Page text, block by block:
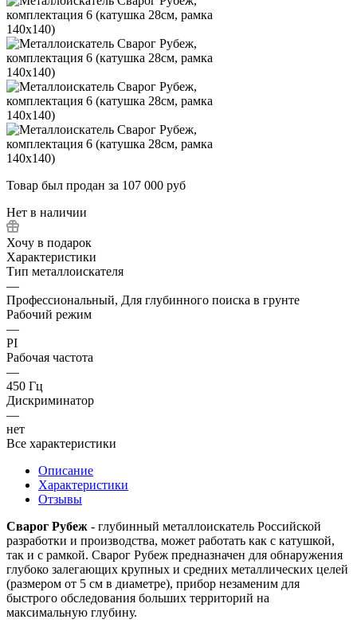
Товар был продан за 107 000 руб
Нет в наличии
Хочу в подарок
Характеристики
Тип металлоискателя
—
Профессиональный, Для глубинного поиска в грунте
Рабочий режим
—
PI
Рабочая частота
—
450 Гц
Дискриминатор
—
нет
Все характеристики
Описание
Характеристики
Отзывы
Сварог Рубеж - глубинный металлоискатель Российской
разработки и производства, может работать как с катушкой,
так и с рамкой. Сварог Рубеж предназначен для обнаружения
глубоко залегающих крупных и средних металлических целей
(размером от 5 см в диаметре), прибор незаменим для
быстрого обследования больших территорий на
максимальную глубину.